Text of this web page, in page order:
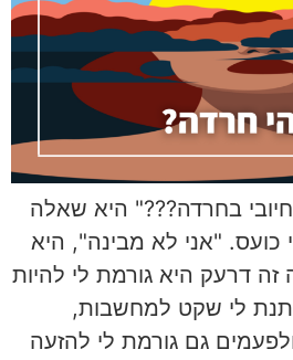
בחרדה???" היא שאלה
כועס. "אני לא מבינה", היא
דרעק היא גורמת לי להיות
לי שקט למחשבות,
גם גורמת לי להזעה